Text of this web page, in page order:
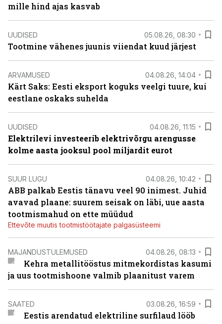
mille hind ajas kasvab
UUDISED 05.08.26, 08:30
Tootmine vähenes juunis viiendat kuud järjest
ARVAMUSED 04.08.26, 14:04
Kärt Saks: Eesti eksport koguks veelgi tuure, kui
eestlane oskaks suhelda
UUDISED 04.08.26, 11:15
Elektrilevi investeerib elektrivõrgu arengusse
kolme aasta jooksul pool miljardit eurot
SUUR LUGU 04.08.26, 10:42
ABB palkab Eestis tänavu veel 90 inimest. Juhid
avavad plaane: suurem seisak on läbi, uue aasta
tootmismahud on ette müüdud
Ettevõte muutis tootmistöötajate palgasüsteemi
MAJANDUSTULEMUSED 04.08.26, 08:13
Kehra metallitööstus mitmekordistas kasumi
ja uus tootmishoone valmib plaanitust varem
SAATED 03.08.26, 16:59
Eestis arendatud elektriline surfilaud lööb